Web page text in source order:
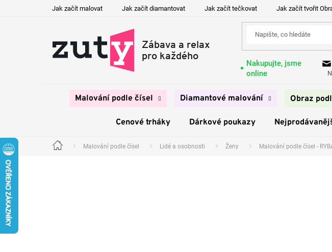
Jak začít malovat Jak začít diamantovat Jak začít tečkovat Jak začít tvořit
Nakupujte, jsme
online
Malování podle čísel Diamantové malování Obraz
Cenové trháky Dárkové poukazy
Domů Malování podle čísel Lidé a osobnosti Ženy Malování podle čísel -